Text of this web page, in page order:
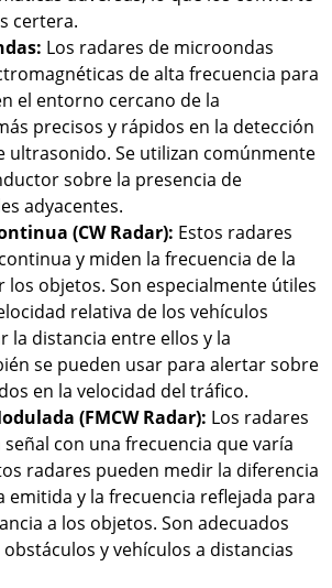
certera.
Los radares de microondas
de alta frecuencia para
el entorno cercano de la
precisos y rápidos en la detección
ultrasonido. Se utilizan comúnmente
sobre la presencia de
adyacentes.
(CW Radar): Estos radares
y miden la frecuencia de la
los objetos. Son especialmente útiles
relativa de los vehículos
la distancia entre ellos y la
se pueden usar para alertar sobre
en la velocidad del tráfico.
(FMCW Radar): Los radares
señal con una frecuencia que varía
radares pueden medir la diferencia
emitida y la frecuencia reflejada para
a los objetos. Son adecuados
y vehículos a distancias